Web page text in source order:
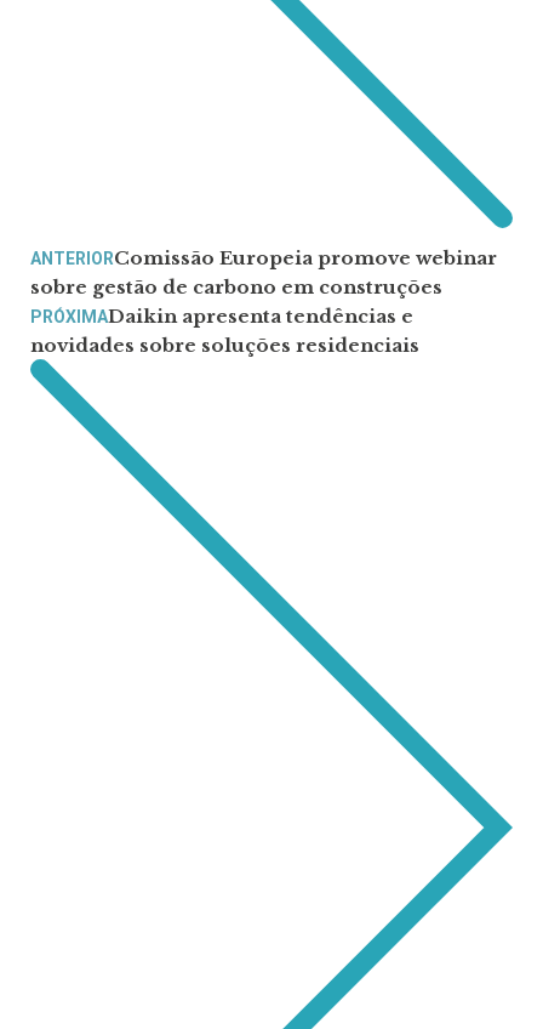
ANTERIORComissão Europeia promove webinar
sobre gestão de carbono em construções
PRÓXIMADaikin apresenta tendências e
novidades sobre soluções residenciais